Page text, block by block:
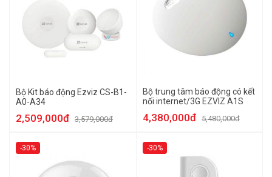
Bộ Kit báo động Ezviz CS-B1-
A0-A34
2,509,000đ 3,579,000đ
Bộ trung tâm báo động có kết
nối internet/3G EZVIZ A1S
4,380,000đ 5,480,000đ
-30% -30%